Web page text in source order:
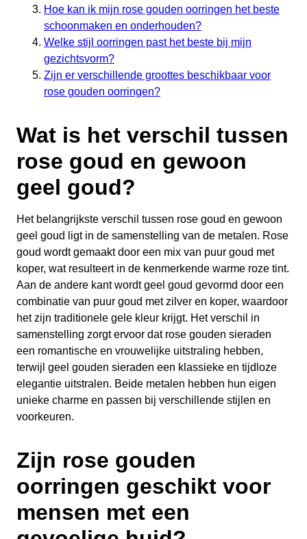
Hoe kan ik mijn rose gouden oorringen het beste
schoonmaken en onderhouden?
Welke stijl oorringen past het beste bij mijn
gezichtsvorm?
Zijn er verschillende groottes beschikbaar voor
rose gouden oorringen?
Wat is het verschil tussen
rose goud en gewoon
geel goud?
Het belangrijkste verschil tussen rose goud en gewoon
geel goud ligt in de samenstelling van de metalen. Rose
goud wordt gemaakt door een mix van puur goud met
koper, wat resulteert in de kenmerkende warme roze tint.
Aan de andere kant wordt geel goud gevormd door een
combinatie van puur goud met zilver en koper, waardoor
het zijn traditionele gele kleur krijgt. Het verschil in
samenstelling zorgt ervoor dat rose gouden sieraden
een romantische en vrouwelijke uitstraling hebben,
terwijl geel gouden sieraden een klassieke en tijdloze
elegantie uitstralen. Beide metalen hebben hun eigen
unieke charme en passen bij verschillende stijlen en
voorkeuren.
Zijn rose gouden
oorringen geschikt voor
mensen met een